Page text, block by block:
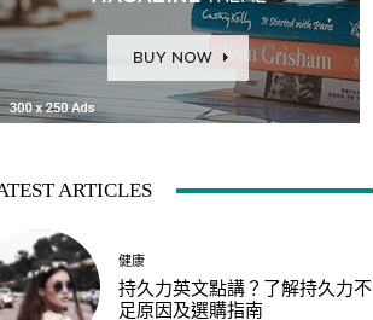
ARTICLES
健康
持久力英文點講？了解持久力不
足原因及選購指南